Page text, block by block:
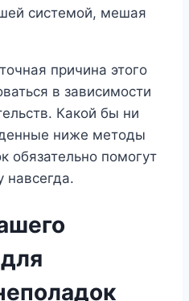
системой, мешая
причина этого
в зависимости
Какой бы ни
ниже методы
обязательно помогут
навсегда.